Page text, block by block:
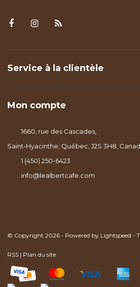
Service à la clientèle
Mon compte
1660, rue des Cascades,
Saint-Hyacinthe, Québec, J2S 3H8,
1 (450) 250-6423
info@lealbertcafe.com
© Copyright 2026 - Powered by Lightspeed -
RSS | Plan du site